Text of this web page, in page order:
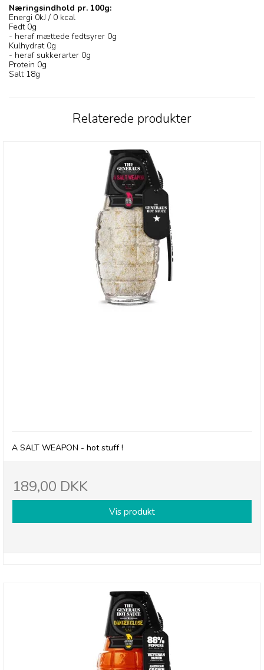
Næringsindhold pr. 100g:
Energi 0kJ / 0 kcal
Fedt 0g
- heraf mættede fedtsyrer 0g
Kulhydrat 0g
- heraf sukkerarter 0g
Protein 0g
Salt 18g
Relaterede produkter
A SALT WEAPON - hot stuff !
189,00 DKK
Vis produkt